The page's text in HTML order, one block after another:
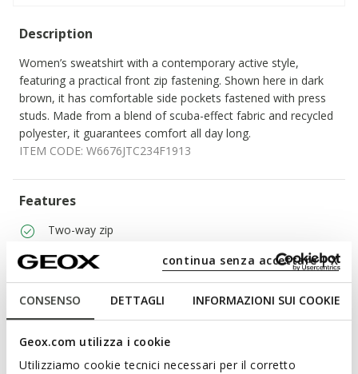
CONSENSO DETTAGLI INFORMAZIONI SUI COOKIE
Geox.com utilizza i cookie
Utilizziamo cookie tecnici necessari per il corretto
continua senza accettare | X
Description
Women’s sweatshirt with a contemporary active style,
featuring a practical front zip fastening. Shown here in dark
brown, it has comfortable side pockets fastened with press
studs. Made from a blend of scuba-effect fabric and recycled
polyester, it guarantees comfort all day long.
ITEM CODE: W6676JTC234F1913
Features
Two-way zip
2 external pockets
Materials